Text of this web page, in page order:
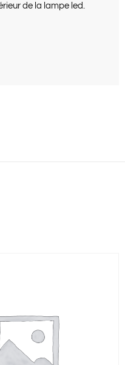
de la lampe led.